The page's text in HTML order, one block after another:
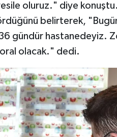
oluruz." diye
belirterek,
gündür hastanedeyiz.
olacak." dedi.